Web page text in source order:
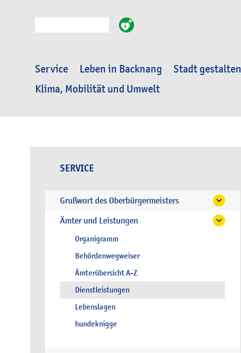
Service Leben in Backnang Stadt gestalten
Klima, Mobilität und Umwelt
SERVICE
Grußwort des Oberbürgermeisters
Ämter und Leistungen
Organigramm
Behördenwegweiser
Ämterübersicht A-Z
Dienstleistungen
Lebenslagen
hundeknigge